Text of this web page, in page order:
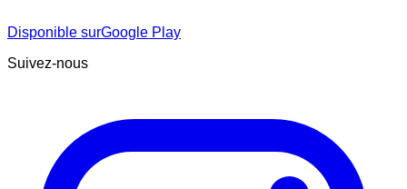
Disponible surGoogle Play
Suivez-nous